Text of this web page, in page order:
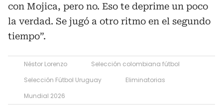
con Mojica, pero no. Eso te deprime un poco
la verdad. Se jugó a otro ritmo en el segundo
tiempo”.
Néstor Lorenzo
Selección colombiana fútbol
Selección Fútbol Uruguay
Eliminatorias
Mundial 2026